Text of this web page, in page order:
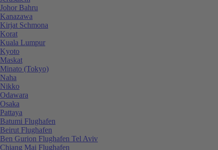
Johor Bahru
Kanazawa
Kirjat Schmona
Korat
Kuala Lumpur
Kyoto
Maskat
Minato (Tokyo)
Naha
Nikko
Odawara
Osaka
Pattaya
Batumi Flughafen
Beirut Flughafen
Ben Gurion Flughafen Tel Aviv
Chiang Mai Flughafen